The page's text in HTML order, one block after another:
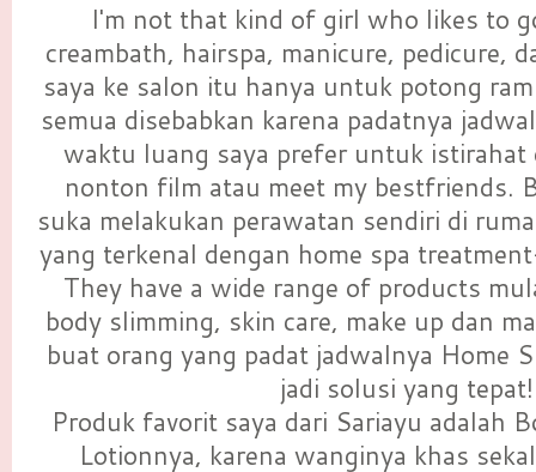
I'm not that kind of girl who likes to
creambath, hairspa, manicure, pedicure,
saya ke salon itu hanya untuk potong
semua disebabkan karena padatnya
waktu luang saya prefer untuk istirahat
nonton film atau meet my bestfriends.
suka melakukan perawatan sendiri di
yang terkenal dengan home spa
They have a wide range of products
body slimming, skin care, make up dan
buat orang yang padat jadwalnya Home
jadi solusi yang tepat!
Produk favorit saya dari Sariayu adalah
Lotionnya, karena wanginya khas